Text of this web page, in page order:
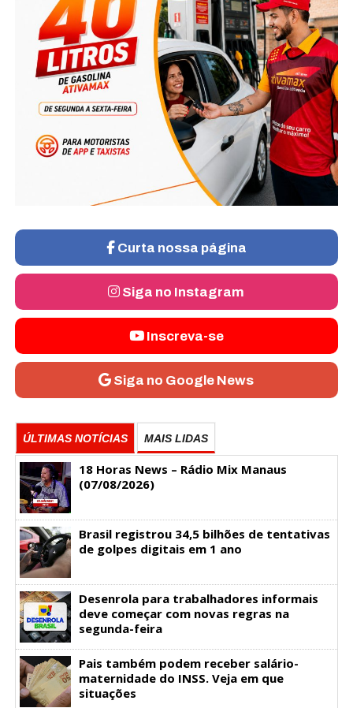
Curta nossa página
Siga no Instagram
Inscreva-se
Siga no Google News
ÚLTIMAS NOTÍCIAS MAIS LIDAS
18 Horas News​​​​​​​​​​​​ – Rádio Mix Manaus
(07/08/2026)
Brasil registrou 34,5 bilhões de tentativas
de golpes digitais em 1 ano
Desenrola para trabalhadores informais
deve começar com novas regras na
segunda-feira
Pais também podem receber salário-
maternidade do INSS. Veja em que
situações